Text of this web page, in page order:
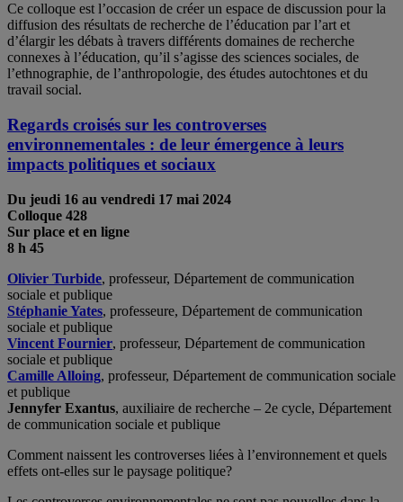
Ce colloque est l’occasion de créer un espace de discussion pour la
diffusion des résultats de recherche de l’éducation par l’art et
d’élargir les débats à travers différents domaines de recherche
connexes à l’éducation, qu’il s’agisse des sciences sociales, de
l’ethnographie, de l’anthropologie, des études autochtones et du
travail social.
Regards croisés sur les controverses
environnementales : de leur émergence à leurs
impacts politiques et sociaux
Du jeudi 16 au vendredi 17 mai 2024
Colloque 428
Sur place et en ligne
8 h 45
Olivier Turbide, professeur, Département de communication
sociale et publique
Stéphanie Yates, professeure, Département de communication
sociale et publique
Vincent Fournier, professeur, Département de communication
sociale et publique
Camille Alloing, professeur, Département de communication sociale
et publique
Jennyfer Exantus, auxiliaire de recherche – 2e cycle, Département
de communication sociale et publique
Comment naissent les controverses liées à l’environnement et quels
effets ont-elles sur le paysage politique?